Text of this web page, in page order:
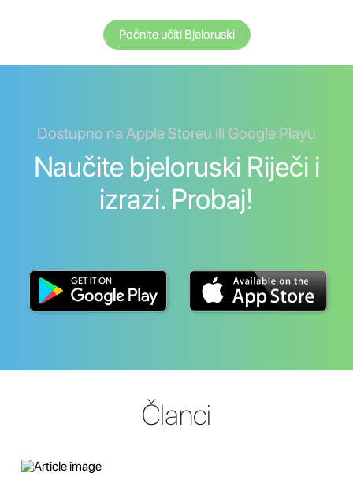
Počnite učiti Bjeloruski
Dostupno na Apple Storeu ili Google Playu
Naučite bjeloruski Riječi i
izrazi. Probaj!
Članci